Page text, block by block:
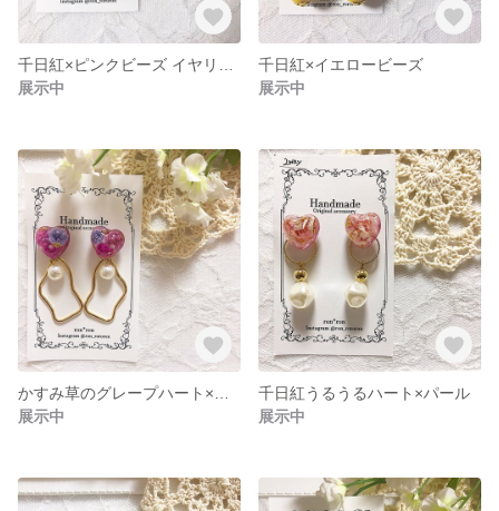
展示中
千日紅×イエロービーズ
展示中
展示中
千日紅うるうるハート×パール
展示中